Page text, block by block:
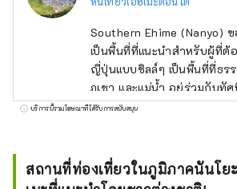
Southern Ehime (Nanyo) ข
เป็นพื้นที่ที่แนะนำสำหรับผู้ที่ต้
ญี่ปุ่นแบบชิลล์ๆ เป็นพื้นที่ที่ธรร
ภูเขา และแม่น้ำ อยู่ร่วมกับทัศ
มรดกทางประวัติศาสตร์ นอ
สัปดาห์ขึ้นไป โปรดเพลิดเพลิ
อย่างผ่อนคลายในภูมิภาคนัน
บริการนี้รวมโฆษณาที่ได้รับการสนับสนุน
สถานที่ท่องเที่ยวในภูมิภาคนันโย